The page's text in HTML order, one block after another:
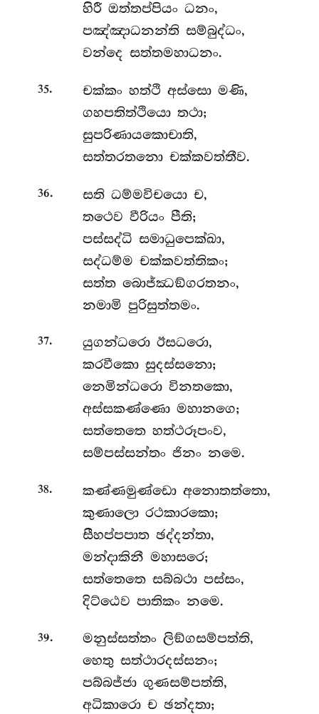
හිරී ඔත්තප්පියං ධනං,
පඤ්ඤාධනන්ති සම්බුද්ධං,
වන්දෙ සත්තමහාධනං.
35. චක්කං හත්ථි අස්සො මණි,
ගහපතිත්ථියො තථා;
සුපරිණායකොචාති,
සත්තරතනො චක්කවත්තීව.
36.
සති ධම්මවිචයො ච,
තථෙව වීරියං පීති;
පස්සද්ධි සමාධුපෙක්ඛා,
සද්ධම්ම චක්කවත්තිකං;
සත්ත බොජ්ඣඞ්ගරතනං,
නමාමි පුරිසුත්තමං.
37. යුගන්ධරො ඊසධරො,
කරවීකො සුදස්සනො;
නෙමින්ධරො විනතකො,
අස්සකණ්ණො මහානගෙ;
සත්තෙතෙ හත්ථරූපංව,
සම්පස්සන්තං ජිනං නමෙ.
38.
කණ්ණමුණ්ඩො අනොතත්තො,
කුණාලො රථකාරකො;
සීහප්පපාත ඡද්දන්තා,
මන්දාකිනී මහාසරෙ;
සත්තෙතෙ සබ්බථා පස්සං,
දිට්ඨෙව පාතිකං නමෙ.
39.
මනුස්සත්තං ලිඞ්ගසම්පත්ති,
හෙතු සත්ථාරදස්සනං;
පබ්බජ්ජා ගුණසම්පත්ති,
අධිකාරො ච ඡන්දතා;